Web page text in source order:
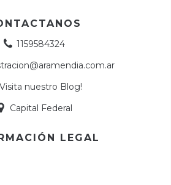
1159584324
Visita nuestro Blog!
Capital Federal
LEGAL